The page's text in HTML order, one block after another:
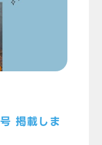
掲載しま